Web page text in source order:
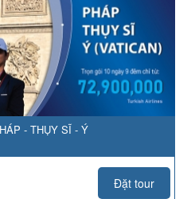
- THỤY SĨ - Ý
Đặt tour